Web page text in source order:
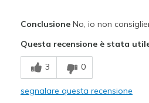
Stylish
Migliori Utilizzi:
Casual Wear
ConclusioneNo, io non
Questa recensione è stata
3 0
segnalare questa recensione